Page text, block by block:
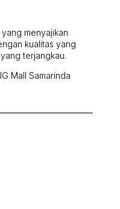
menyajikan
kualitas yang
terjangkau.
Mall Samarinda